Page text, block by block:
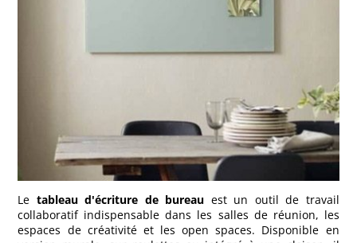
Le tableau d'écriture de bureau est un outil de travail
collaboratif indispensable dans les salles de réunion, les
espaces de créativité et les open spaces. Disponible en